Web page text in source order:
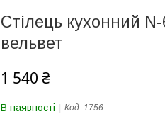
Стілець кухонний
вельвет
1 540 ₴
В наявності Код: 1756